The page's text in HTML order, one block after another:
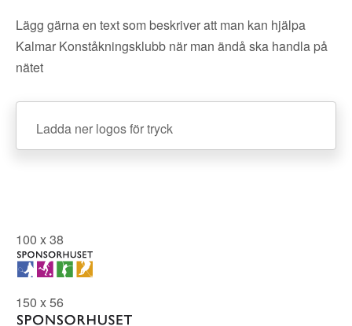
Lägg gärna en text som beskriver att man kan hjälpa
Kalmar Konståkningsklubb när man ändå ska handla på
nätet
Ladda ner logos för tryck
100 x 38
150 x 56